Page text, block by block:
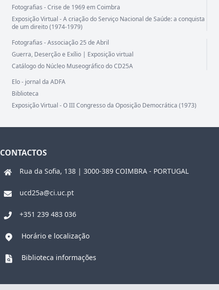
Fotografias - Crise de 1969 em Coimbra
Exposição Virtual - A criação do Serviço Nacional de Saúde: a conquista
de um direito (1974-1979)
Fotografias - Associação 25 de Abril
Guerra, Deserção e Exílio | Exposição virtual
Catálogo do Núcleo Museográfico do CD25A
Elo - jornal da ADFA
Biblioteca
Exposição Virtual - O III Congresso da Oposição Democrática (1973)
CONTACTOS
Rua da Sofia, 138 | 3000-389 COIMBRA - PORTUGAL
ucd25a@ci.uc.pt
+351 239 483 036
Horário e localização
Biblioteca informações